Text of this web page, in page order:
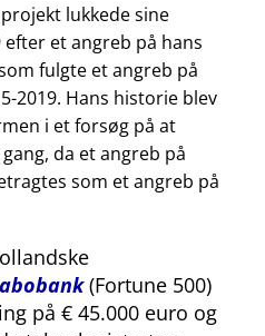
lukkede sine
et angreb på hans
fulgte et angreb på
2019. Hans historie blev
i et forsøg på at
da et angreb på
som et angreb på
(Fortune 500)
på € 45.000 euro og